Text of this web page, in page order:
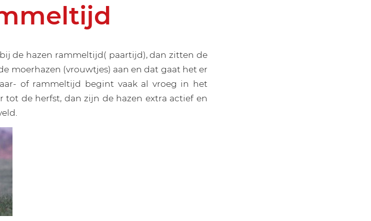
de hazen rammeltijd( paartijd), dan zitten de
moerhazen (vrouwtjes) aan en dat gaat het er
of rammeltijd begint vaak al vroeg in het
tot de herfst, dan zijn de hazen extra actief en